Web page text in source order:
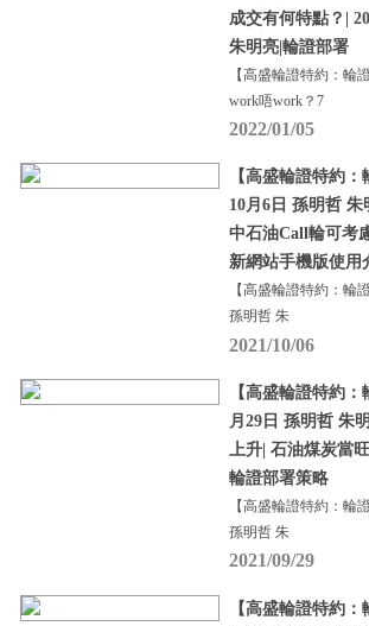
成交有何特點？|
朱明亮|輪證部署
【高盛輪證特約：輪
work唔work？7
2022/01/05
【高盛輪證特約
10月6日 孫明哲
中石油Call輪可考
新網站手機版使用
【高盛輪證特約：輪
孫明哲 朱
2021/10/06
【高盛輪證特約
月29日 孫明哲 朱
上升| 石油煤炭當
輪證部署策略
【高盛輪證特約：輪
孫明哲 朱
2021/09/29
【高盛輪證特約